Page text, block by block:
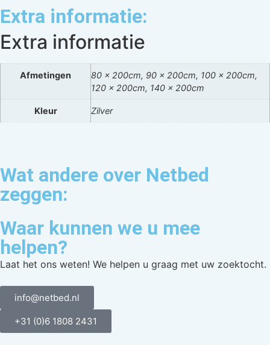
Extra informatie:
Extra informatie
Afmetingen
80 x 200cm, 90 x 200cm, 100 x 200cm,
120 x 200cm, 140 x 200cm
Kleur Zilver
Wat andere over Netbed
zeggen:
Waar kunnen we u mee
helpen?
Laat het ons weten! We helpen u graag met uw zoektocht.
info@netbed.nl
+31 (0)6 1808 2431